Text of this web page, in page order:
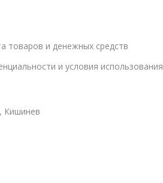
товаров и денежных средств
и условия использования
Кишинев